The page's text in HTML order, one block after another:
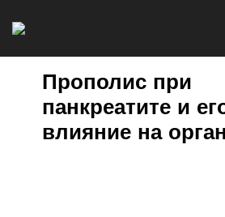
Прополис при
панкреатите и
влияние на